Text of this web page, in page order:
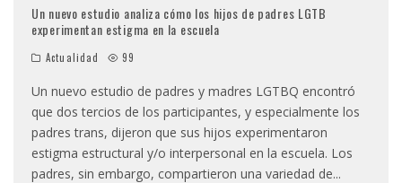
Un nuevo estudio analiza cómo los hijos de padres LGTB
experimentan estigma en la escuela
Actualidad 99
Un nuevo estudio de padres y madres LGTBQ encontró
que dos tercios de los participantes, y especialmente los
padres trans, dijeron que sus hijos experimentaron
estigma estructural y/o interpersonal en la escuela. Los
padres, sin embargo, compartieron una variedad de...